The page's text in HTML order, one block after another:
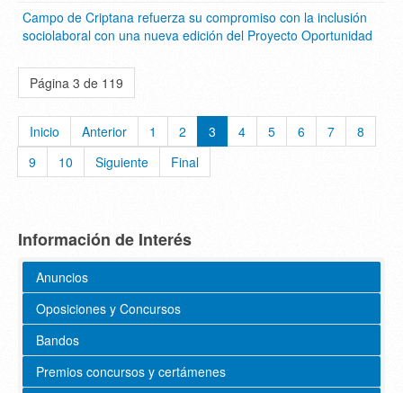
Campo de Criptana refuerza su compromiso con la inclusión
sociolaboral con una nueva edición del Proyecto Oportunidad
Página 3 de 119
Inicio Anterior 1 2 3 4 5 6 7
8
9
10 Siguiente Final
Información de Interés
Anuncios
Oposiciones y Concursos
Bandos
Premios concursos y certámenes